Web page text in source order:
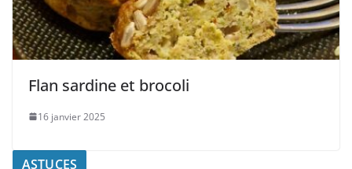
Flan sardine et brocoli
16 janvier 2025
ASTUCES